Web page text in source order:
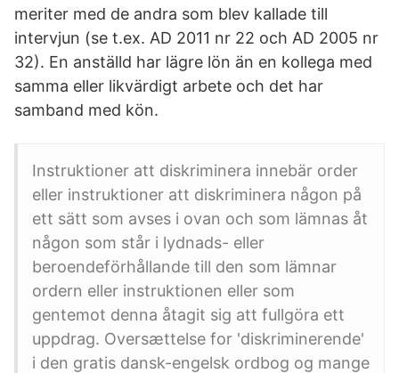
meriter med de andra som blev kallade till
intervjun (se t.ex. AD 2011 nr 22 och AD 2005 nr
32). En anställd har lägre lön än en kollega med
samma eller likvärdigt arbete och det har
samband med kön.
Instruktioner att diskriminera innebär order
eller instruktioner att diskriminera någon på
ett sätt som avses i ovan och som lämnas åt
någon som står i lydnads- eller
beroendeförhållande till den som lämnar
ordern eller instruktionen eller som
gentemot denna åtagit sig att fullgöra ett
uppdrag. Oversættelse for 'diskriminerende'
i den gratis dansk-engelsk ordbog og mange